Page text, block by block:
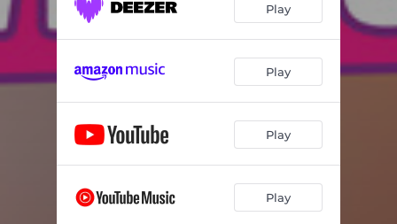
Play
Play
Play
Play